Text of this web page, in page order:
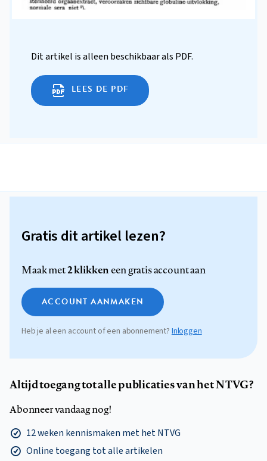
Dit artikel is alleen beschikbaar als PDF.
LEES DE PDF
Gratis dit artikel lezen?
Maak met2 klikkeneen gratis account aan
ACCOUNT AANMAKEN
Heb je al een account of een abonnement? Inloggen
Altijd toegang tot alle publicaties van het NTVG?
Abonneer vandaag nog!
12 weken kennismaken met het NTVG
Online toegang tot alle artikelen